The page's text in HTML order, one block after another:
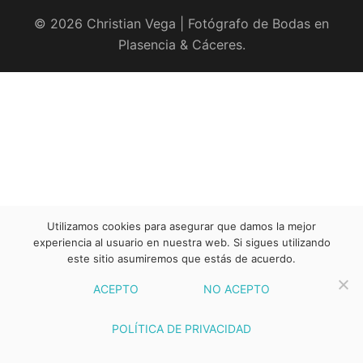
© 2026 Christian Vega | Fotógrafo de Bodas en
Plasencia & Cáceres.
Utilizamos cookies para asegurar que damos la mejor
experiencia al usuario en nuestra web. Si sigues utilizando
este sitio asumiremos que estás de acuerdo.
ACEPTO NO ACEPTO
POLÍTICA DE PRIVACIDAD